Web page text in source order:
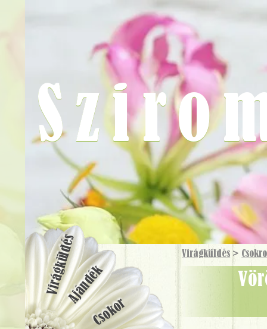
Virágküldés >
Vörös rózsák selymes dél-afrikai protea virággal - Virágküldés
VirágküldésAjándék
Csokor